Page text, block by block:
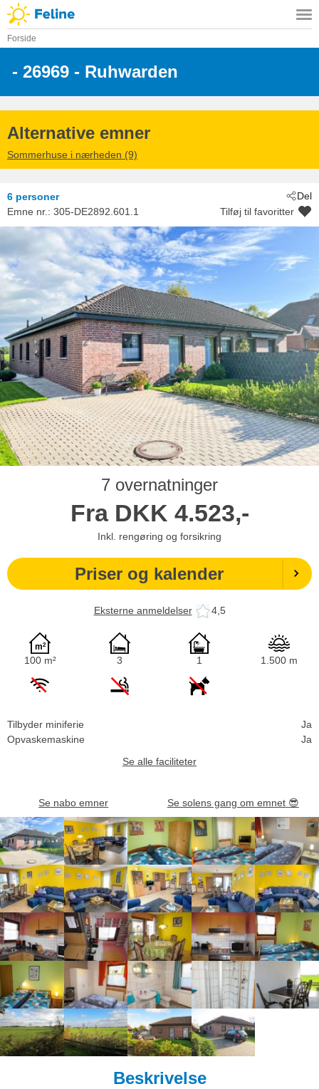
Forside
- 26969 - Ruhwarden
Alternative emner
Sommerhuse i nærheden (9)
Del
6 personer
Emne nr.: 305-DE2892.601.1 Tilføj til favoritter
7 overnatninger
Fra DKK 4.523,-
Inkl. rengøring og forsikring
Priser og kalender
Eksterne anmeldelser 4,5
100 m² 3 1 1.500 m
Tilbyder miniferie
Ja
Opvaskemaskine
Ja
Se alle faciliteter
Se nabo emner Se solens gang om emnet 😎
Beskrivelse